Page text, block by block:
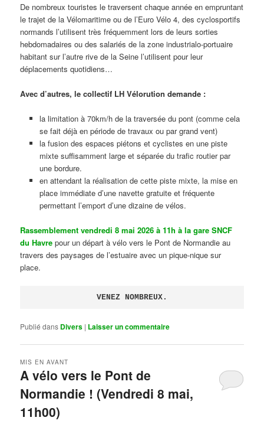
De nombreux touristes le traversent chaque année en empruntant
le trajet de la Vélomaritime ou de l’Euro Vélo 4, des cyclosportifs
normands l’utilisent très fréquemment lors de leurs sorties
hebdomadaires ou des salariés de la zone industrialo-portuaire
habitant sur l’autre rive de la Seine l’utilisent pour leur
déplacements quotidiens…
Avec d’autres, le collectif LH Vélorution demande :
la limitation à 70km/h de la traversée du pont (comme cela
se fait déjà en période de travaux ou par grand vent)
la fusion des espaces piétons et cyclistes en une piste
mixte suffisamment large et séparée du trafic routier par
une bordure.
en attendant la réalisation de cette piste mixte, la mise en
place immédiate d’une navette gratuite et fréquente
permettant l’emport d’une dizaine de vélos.
Rassemblement vendredi 8 mai 2026 à 11h à la gare SNCF
du Havre pour un départ à vélo vers le Pont de Normandie au
travers des paysages de l’estuaire avec un pique-nique sur
place.
VENEZ NOMBREUX.
Publié dans Divers | Laisser un commentaire
A vélo vers le Pont de
Normandie ! (Vendredi 8 mai,
11h00)
MIS EN AVANT